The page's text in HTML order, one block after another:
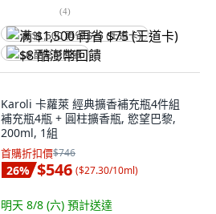
(4)
满 $1,500 再省 $75 (王道卡)
$8 酷澎幣回饋
Karoli 卡蘿萊 經典擴香補充瓶4件組
補充瓶4瓶 + 圓柱擴香瓶, 慾望巴黎,
200ml, 1組
首購折扣價$746
26% $546 ($27.30/10ml)
明天 8/8 (六) 預計送達